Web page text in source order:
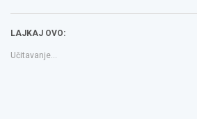
u
prozoru)
u to
LAJKAJ OVO:
Učitavanje...